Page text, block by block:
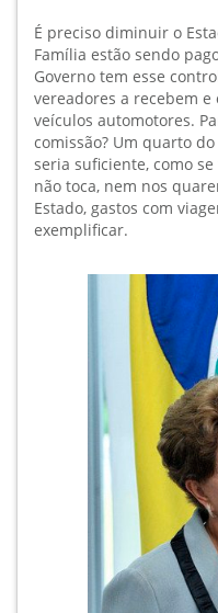
É preciso diminuir o
Família estão sendo
Governo tem esse
vereadores a recebem
veículos automotores.
comissão? Um quarto
seria suficiente, como
não toca, nem nos
Estado, gastos com
exemplificar.